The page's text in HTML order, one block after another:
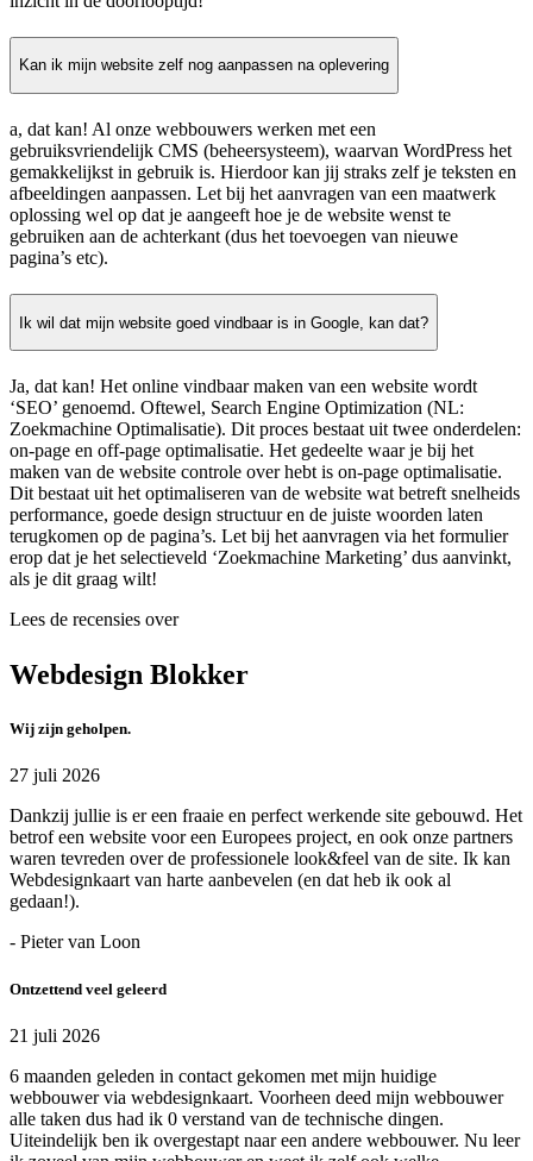
Kan ik mijn website zelf nog aanpassen na oplevering
a, dat kan! Al onze webbouwers werken met een
gebruiksvriendelijk CMS (beheersysteem), waarvan WordPress het
gemakkelijkst in gebruik is. Hierdoor kan jij straks zelf je teksten en
afbeeldingen aanpassen. Let bij het aanvragen van een maatwerk
oplossing wel op dat je aangeeft hoe je de website wenst te
gebruiken aan de achterkant (dus het toevoegen van nieuwe
pagina’s etc).
Ik wil dat mijn website goed vindbaar is in Google, kan dat?
Ja, dat kan! Het online vindbaar maken van een website wordt
‘SEO’ genoemd. Oftewel, Search Engine Optimization (NL:
Zoekmachine Optimalisatie). Dit proces bestaat uit twee onderdelen:
on-page en off-page optimalisatie. Het gedeelte waar je bij het
maken van de website controle over hebt is on-page optimalisatie.
Dit bestaat uit het optimaliseren van de website wat betreft snelheids
performance, goede design structuur en de juiste woorden laten
terugkomen op de pagina’s. Let bij het aanvragen via het formulier
erop dat je het selectieveld ‘Zoekmachine Marketing’ dus aanvinkt,
als je dit graag wilt!
Lees de recensies over
Webdesign Blokker
Wij zijn geholpen.
27 juli 2026
Dankzij jullie is er een fraaie en perfect werkende site gebouwd. Het
betrof een website voor een Europees project, en ook onze partners
waren tevreden over de professionele look&feel van de site. Ik kan
Webdesignkaart van harte aanbevelen (en dat heb ik ook al
gedaan!).
- Pieter van Loon
Ontzettend veel geleerd
21 juli 2026
6 maanden geleden in contact gekomen met mijn huidige
webbouwer via webdesignkaart. Voorheen deed mijn webbouwer
alle taken dus had ik 0 verstand van de technische dingen.
Uiteindelijk ben ik overgestapt naar een andere webbouwer. Nu leer